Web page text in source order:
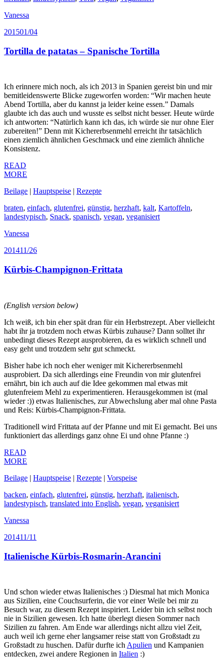
Vanessa
201501/04
Tortilla de patatas – Spanische Tortilla
Ich erinnere mich noch, als ich 2013 in Spanien gereist bin und mir
bemitleidenswerte Blicke zugeworfen worden: “Wir machen heute
Abend Tortilla, aber du kannst ja leider keine essen.” Damals
glaubte ich das auch und wusste es selbst nicht besser. Heute würde
ich antworten: “Natürlich kann ich das, ich würde sie nur ohne Eier
zubereiten!” Denn mit Kichererbsenmehl erreicht ihr tatsächlich
einen ziemlich ähnlichen Geschmack und eine ziemlich ähnliche
Konsistenz.
READ
MORE
Beilage | Hauptspeise | Rezepte
braten, einfach, glutenfrei, günstig, herzhaft, kalt, Kartoffeln,
landestypisch, Snack, spanisch, vegan, veganisiert
Vanessa
201411/26
Kürbis-Champignon-Frittata
(English version below)
Ich weiß, ich bin eher spät dran für ein Herbstrezept. Aber vielleicht
habt ihr ja trotzdem noch etwas Kürbis zuhause? Dann solltet ihr
unbedingt dieses Rezept ausprobieren, da es wirklich schnell und
easy geht und trotzdem sehr gut schmeckt.
Bisher habe ich noch eher weniger mit Kichererbsenmehl
ausprobiert. Da sich allerdings eine Freundin von mir glutenfrei
ernährt, bin ich auch auf die Idee gekommen mal etwas mit
glutenfreiem Mehl zu experimentieren. Herausgekommen ist (mal
wieder :)) etwas Italienisches, zur Abwechslung aber mal ohne Pasta
und Reis: Kürbis-Champignon-Frittata.
Traditionell wird Frittata auf der Pfanne und mit Ei gemacht. Bei uns
funktioniert das allerdings ganz ohne Ei und ohne Pfanne :)
READ
MORE
Beilage | Hauptspeise | Rezepte | Vorspeise
backen, einfach, glutenfrei, günstig, herzhaft, italienisch,
landestypisch, translated into English, vegan, veganisiert
Vanessa
201411/11
Italienische Kürbis-Rosmarin-Arancini
Und schon wieder etwas Italienisches :) Diesmal hat mich Monica
aus Sizilien, eine Couchsurferin, die vor einer Weile bei mir zu
Besuch war, zu diesem Rezept inspiriert. Leider bin ich selbst noch
nie in Sizilien gewesen. Ich hatte überlegt diesen Sommer nach
Sizilien zu fahren. Am Ende war allerdings nicht allzu viel Zeit,
auch weil ich gerne eher langsamer reise statt von Großstadt zu
Großstadt zu huschen. Dafür durfte ich Apulien und Kampanien
entdecken, zwei andere Regionen in Italien :)